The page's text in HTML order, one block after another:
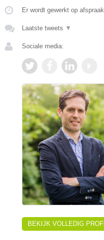
Er wordt gewerkt op
Laatste tweets ▼
Sociale media:
BEKIJK VOLLEDIG